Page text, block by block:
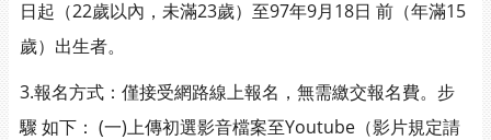
日起（22歲以內，未滿23歲）至97年9月18日 前（年滿15
歲）出生者。
3.報名方式：僅接受網路線上報名，無需繳交報名費。步
驟 如下： (一)上傳初選影音檔案至Youtube（影片規定請